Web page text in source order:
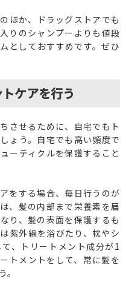
ほか、ドラッグストアでも
りのシャンプーよりも値段
としておすすめです。ぜひ
ケアを行う
させるために、自宅でもト
ょう。自宅でも高い頻度で
ーティクルを保護すること
をする場合、毎日行うのが
、髪の内部まで栄養素を届
り、髪の表面を保護するも
紫外線を浴びたり、枕やシ
、トリートメント成分が1
トメントをして、常に髪を